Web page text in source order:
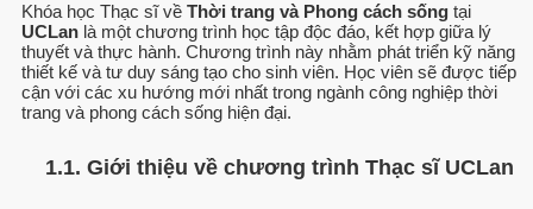
Khóa học Thạc sĩ về Thời trang và Phong cách sống tại
UCLan là một chương trình học tập độc đáo, kết hợp giữa lý
thuyết và thực hành. Chương trình này nhằm phát triển kỹ năng
thiết kế và tư duy sáng tạo cho sinh viên. Học viên sẽ được tiếp
cận với các xu hướng mới nhất trong ngành công nghiệp thời
trang và phong cách sống hiện đại.
1.1. Giới thiệu về chương trình Thạc sĩ UCLan